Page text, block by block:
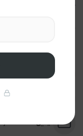
تلفن :
ایمیل :info@jakojast.com